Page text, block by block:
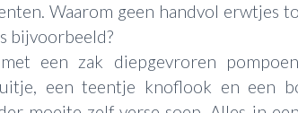
Waarom geen handvol erwtjes
bijvoorbeeld?
een zak diepgevroren
een teentje knoflook en een